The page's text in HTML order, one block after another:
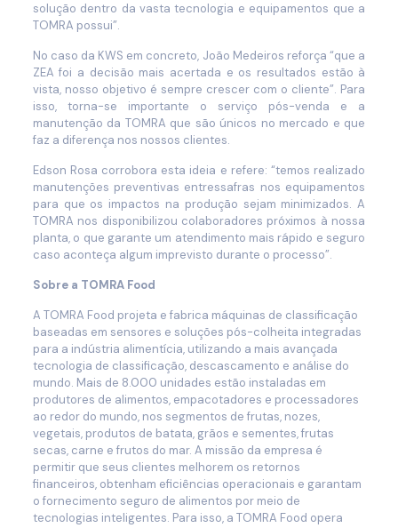
solução dentro da vasta tecnologia e equipamentos que a
TOMRA possui”.
No caso da KWS em concreto, João Medeiros reforça “que a
ZEA foi a decisão mais acertada e os resultados estão à
vista, nosso objetivo é sempre crescer com o cliente”. Para
isso, torna-se importante o serviço pós-venda e a
manutenção da TOMRA que são únicos no mercado e que
faz a diferença nos nossos clientes.
Edson Rosa corrobora esta ideia e refere: “temos realizado
manutenções preventivas entressafras nos equipamentos
para que os impactos na produção sejam minimizados. A
TOMRA nos disponibilizou colaboradores próximos à nossa
planta, o que garante um atendimento mais rápido e seguro
caso aconteça algum imprevisto durante o processo”.
Sobre a TOMRA Food
A TOMRA Food projeta e fabrica máquinas de classificação
baseadas em sensores e soluções pós-colheita integradas
para a indústria alimentícia, utilizando a mais avançada
tecnologia de classificação, descascamento e análise do
mundo. Mais de 8.000 unidades estão instaladas em
produtores de alimentos, empacotadores e processadores
ao redor do mundo, nos segmentos de frutas, nozes,
vegetais, produtos de batata, grãos e sementes, frutas
secas, carne e frutos do mar. A missão da empresa é
permitir que seus clientes melhorem os retornos
financeiros, obtenham eficiências operacionais e garantam
o fornecimento seguro de alimentos por meio de
tecnologias inteligentes. Para isso, a TOMRA Food opera